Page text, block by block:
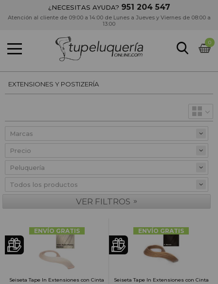
¿NECESITAS AYUDA? 951 204 547
Atención al cliente de 09:00 a 14:00 de Lunes a Jueves y Viernes de 08:00 a
13:00
0
EXTENSIONES Y POSTIZERÍA
Precio
VER FILTROS »
ENVÍO GRATIS
Seiseta Tape In Extensiones con Cinta
ENVÍO GRATIS
Seiseta Tape In Extensiones con Cinta